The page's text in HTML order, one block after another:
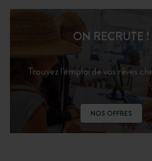
ON RECRUTE !
Trouvez l'emploi de vos rêves
NOS OFFRES